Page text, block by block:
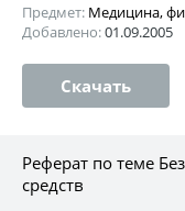
Предмет: Медицина,
Добавлено:01.09.2005
Скачать
Реферат по теме
средств